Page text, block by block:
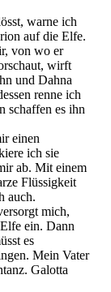
warne ich
auf die Elfe.
von wo er
wirft
und Dahna
renne ich
schaffen es ihn
einen
ich sie
ab. Mit einem
Flüssigkeit
auch.
mich,
ein. Dann
es
Mein Vater
Galotta